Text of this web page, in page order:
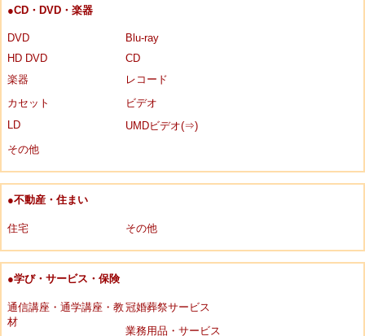
●CD・DVD・楽器
DVD
Blu-ray
HD DVD
CD
楽器
レコード
カセット
ビデオ
LD
UMDビデオ(⇒)
その他
●不動産・住まい
住宅 その他
●学び・サービス・保険
通信講座・通学講座・教
材
冠婚葬祭サービス
業務用品・サービス